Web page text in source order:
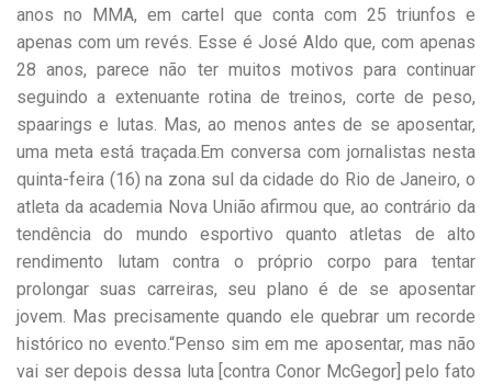
anos no MMA, em cartel que conta com 25 triunfos e
apenas com um revés. Esse é José Aldo que, com apenas
28 anos, parece não ter muitos motivos para continuar
seguindo a extenuante rotina de treinos, corte de peso,
spaarings e lutas. Mas, ao menos antes de se aposentar,
uma meta está traçada.Em conversa com jornalistas nesta
quinta-feira (16) na zona sul da cidade do Rio de Janeiro, o
atleta da academia Nova União afirmou que, ao contrário da
tendência do mundo esportivo quanto atletas de alto
rendimento lutam contra o próprio corpo para tentar
prolongar suas carreiras, seu plano é de se aposentar
jovem. Mas precisamente quando ele quebrar um recorde
histórico no evento.“Penso sim em me aposentar, mas não
vai ser depois dessa luta [contra Conor McGegor] pelo fato